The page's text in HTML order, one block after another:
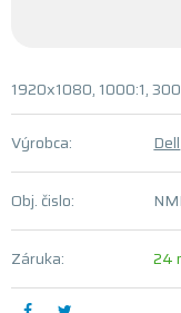
1920x1080, 1000:1,
Výrobca: Dell
Obj. čislo:
Záruka: 24